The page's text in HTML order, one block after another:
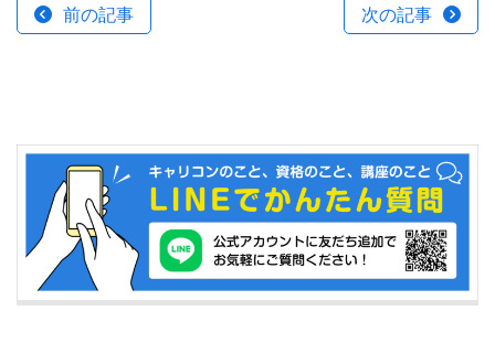
前の記事 次の記事